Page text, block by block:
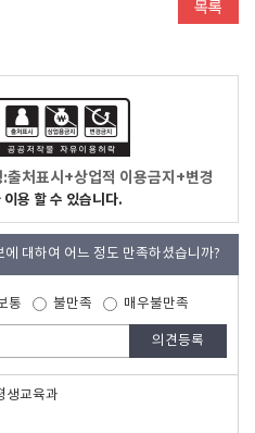
출처표시+상업적 이용금지+변경
이용 할 수 있습니다.
대하여 어느 정도 만족하셨습니까?
통 불만족 매우불만족
생교육과